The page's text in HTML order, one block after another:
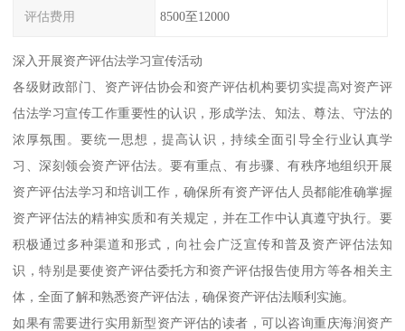
评估费用 8500至12000
深入开展资产评估法学习宣传活动
各级财政部门、资产评估协会和资产评估机构要切实提高对资产评
估法学习宣传工作重要性的认识，形成学法、知法、尊法、守法的
浓厚氛围。要统一思想，提高认识，持续全面引导全行业认真学
习、深刻领会资产评估法。要有重点、有步骤、有秩序地组织开展
资产评估法学习和培训工作，确保所有资产评估人员都能准确掌握
资产评估法的精神实质和有关规定，并在工作中认真遵守执行。要
积极通过多种渠道和形式，向社会广泛宣传和普及资产评估法知
识，特别是要使资产评估委托方和资产评估报告使用方等各相关主
体，全面了解和熟悉资产评估法，确保资产评估法顺利实施。
如果有需要进行实用新型资产评估的读者，可以咨询重庆海润资产